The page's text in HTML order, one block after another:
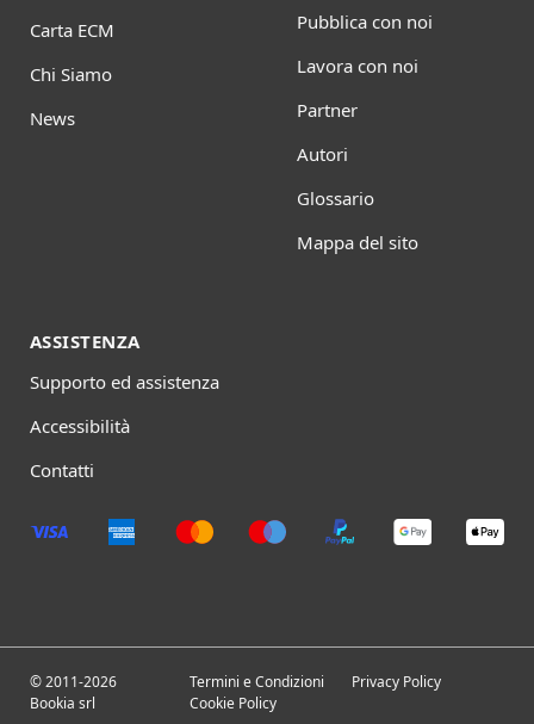
Carta ECM
Chi Siamo
News
Pubblica con noi
Lavora con noi
Partner
Autori
Glossario
Mappa del sito
ASSISTENZA
Supporto ed assistenza
Accessibilità
Contatti
© 2011-2026
Bookia srl
Termini e Condizioni
Privacy Policy
Cookie Policy